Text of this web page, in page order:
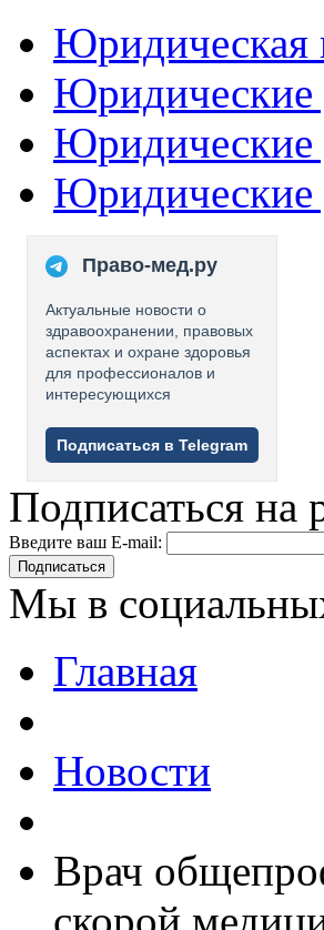
Юридическая
Юридические
Юридические
Юридические
Право-мед.ру
Актуальные новости о
здравоохранении, правовых
аспектах и охране здоровья
для профессионалов и
интересующихся
Подписаться в Telegram
Подписаться на
Введите ваш E-mail:
Подписаться
Мы в
Главная
Новости
Врач